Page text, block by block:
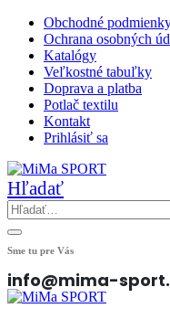
Obchodné
Ochrana osobných
Katalógy
Veľkostné tabuľky
Doprava a platba
Potlač textilu
Kontakt
Prihlásiť sa
Hľadať
Sme tu pre Vás
info@mima-